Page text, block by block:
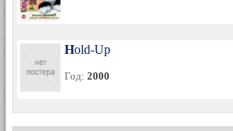
Hold-Up
Год: 2000